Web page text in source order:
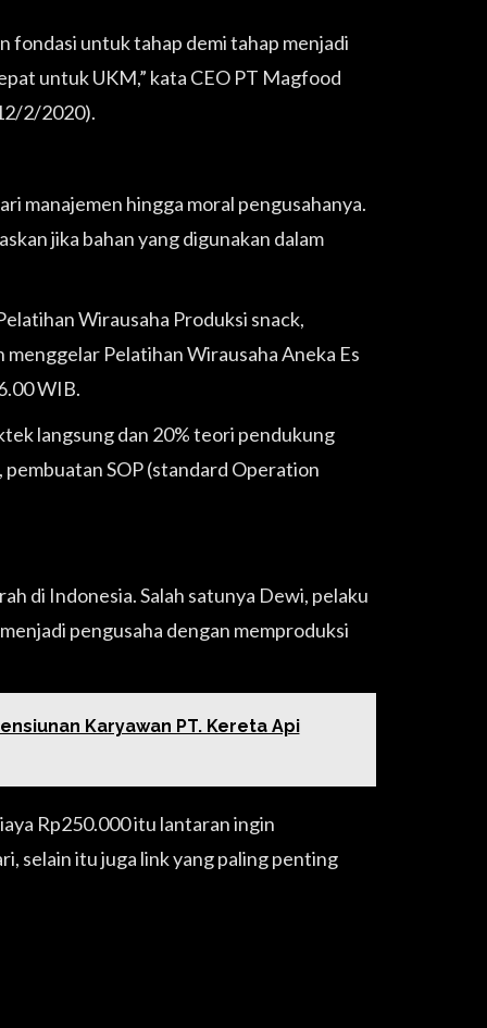
fondasi untuk tahap demi tahap menjadi
untuk UKM,” kata CEO PT Magfood
2/2020).
manajemen hingga moral pengusahanya.
jika bahan yang digunakan dalam
Wirausaha Produksi snack,
Pelatihan Wirausaha Aneka Es
WIB.
langsung dan 20% teori pendukung
SOP (standard Operation
di Indonesia. Salah satunya Dewi, pelaku
pengusaha dengan memproduksi
Karyawan PT. Kereta Api
Rp250.000 itu lantaran ingin
selain itu juga link yang paling penting